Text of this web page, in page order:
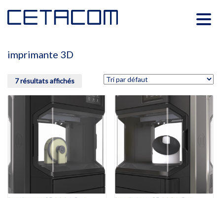
imprimante 3D
7 résultats affichés